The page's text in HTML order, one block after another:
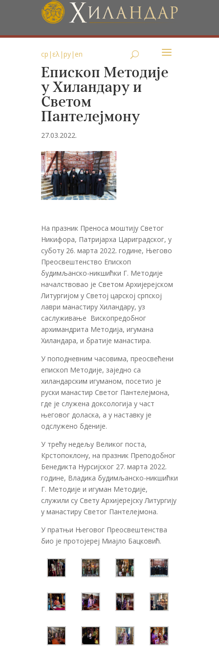
ср | ελ|ру| en
Епископ Методије
у Хиландару и
Светом
Пантелејмону
27.03.2022.
На празник Преноса моштију Светог
Никифора, Патријарха Цариградског, у
суботу 26. марта 2022. године, Његово
Преосвештенство Епископ
будимљанско-никшићки Г. Методије
началствовао је Светом Архијерејском
Литургијом у Светој царској српској
лаври манастиру Хиландару, уз
саслуживање Вископредобног
архимандрита Методија, игумана
Хиландара, и братије манастира.
У поподневним часовима, преосвећени
епископ Методије, заједно са
хиландарским игуманом, посетио је
руски манастир Светог Пантелејмона,
где је служена доксологија у част
његовог доласка, а у наставку је
одслужено бденије.
У трећу недељу Великог поста,
Крстопоклону, на празник Преподобног
Бенедикта Нурсијског 27. марта 2022.
године, Владика будимљанско-никшићки
Г. Методије и игуман Методије,
служили су Свету Архијерејску Литургију
у манастиру Светог Пантелејмона.
У пратњи Његовог Преосвештенства
био је протојереј Миајло Бацковић.